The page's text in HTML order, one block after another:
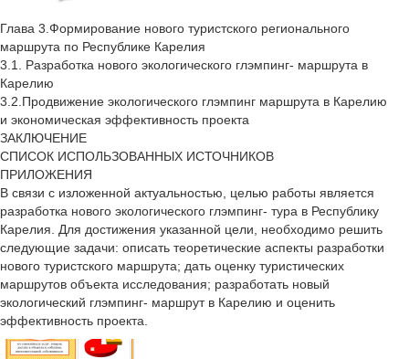
Глава 3.Формирование нового туристского регионального
маршрута по Республике Карелия
3.1. Разработка нового экологического глэмпинг- маршрута в
Карелию
3.2.Продвижение экологического глэмпинг маршрута в Карелию
и экономическая эффективность проекта
ЗАКЛЮЧЕНИЕ
СПИСОК ИСПОЛЬЗОВАННЫХ ИСТОЧНИКОВ
ПРИЛОЖЕНИЯ
В связи с изложенной актуальностью, целью работы является
разработка нового экологического глэмпинг- тура в Республику
Карелия. Для достижения указанной цели, необходимо решить
следующие задачи: описать теоретические аспекты разработки
нового туристского маршрута; дать оценку туристических
маршрутов объекта исследования; разработать новый
экологический глэмпинг- маршрут в Карелию и оценить
эффективность проекта.